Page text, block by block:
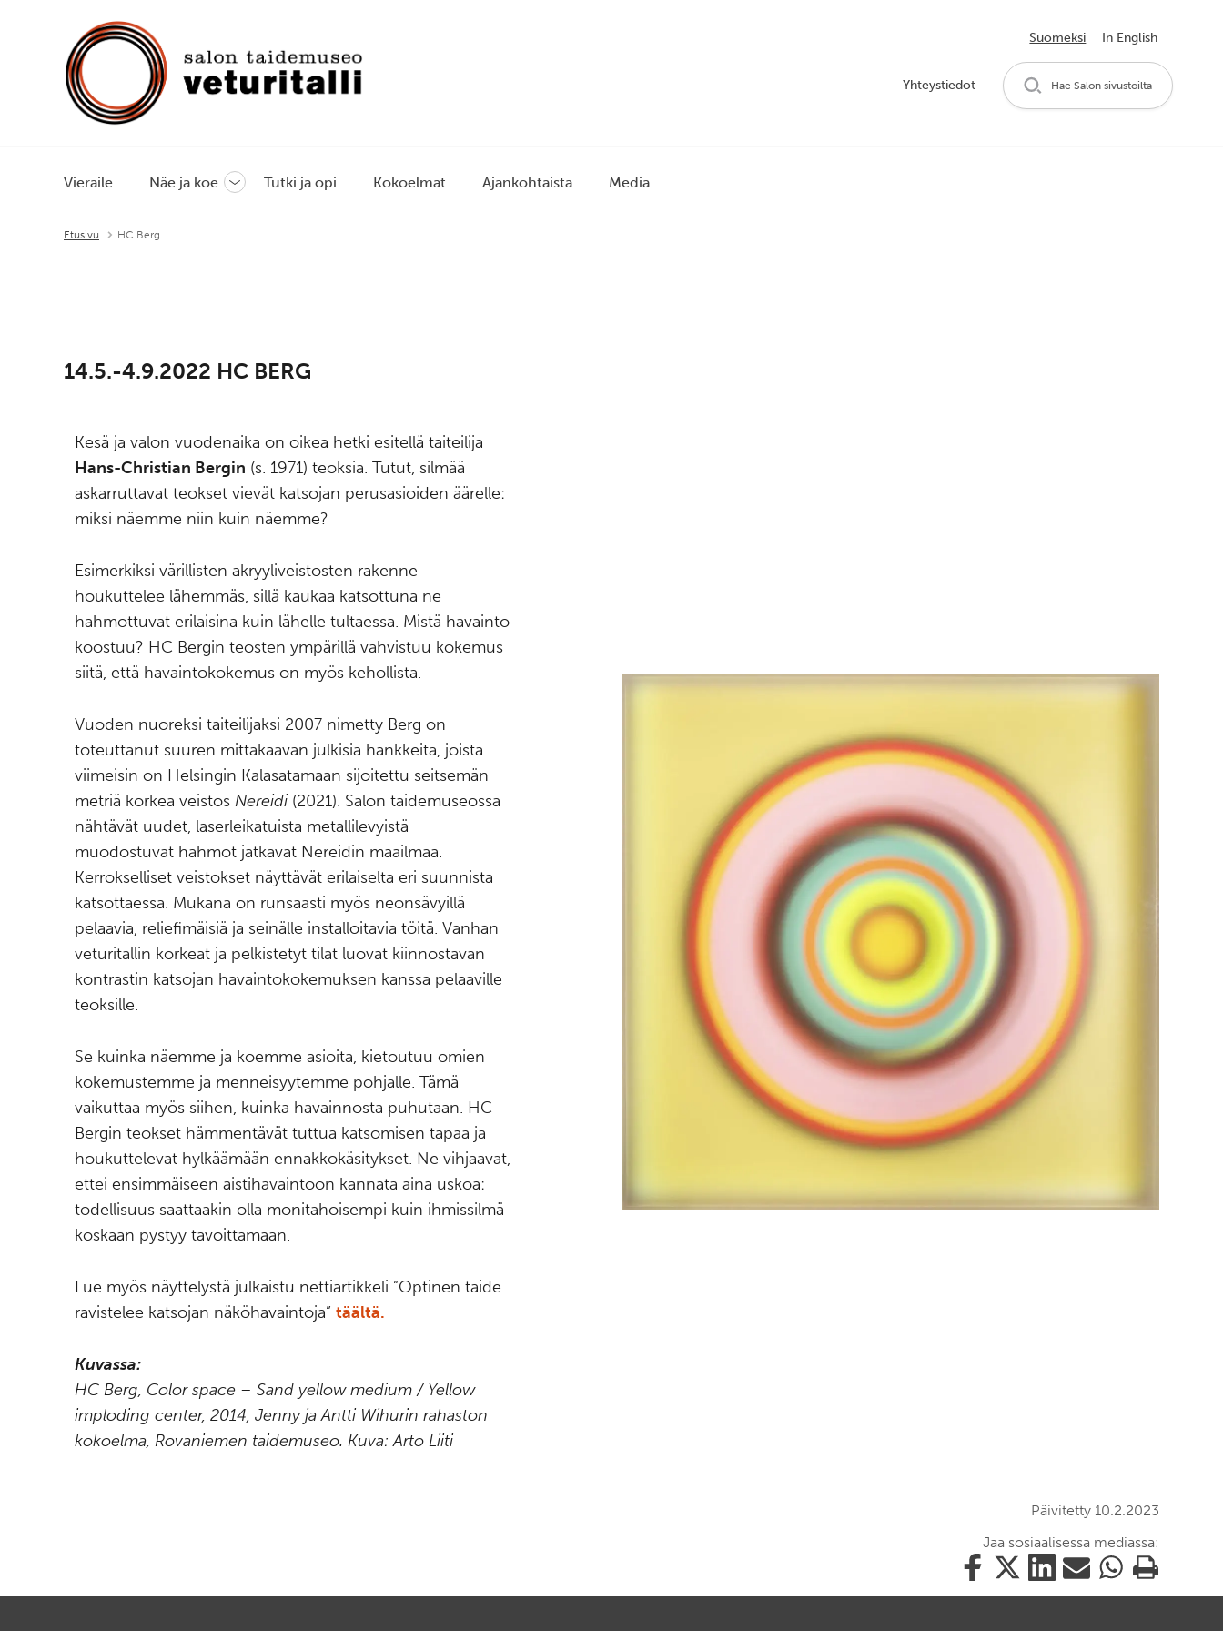
Suomeksi In English
Yhteystiedot Hae Salon sivustoilta
Vieraile Näe ja koe Avaa
Tutki ja opi Kokoelmat Ajankohtaista Media
Etusivu HC Berg
14.5.-4.9.2022 HC BERG
Kesä ja valon vuodenaika on oikea hetki esitellä taiteilija
Hans-Christian Bergin (s. 1971) teoksia. Tutut, silmää
askarruttavat teokset vievät katsojan perusasioiden äärelle:
miksi näemme niin kuin näemme?
Esimerkiksi värillisten akryyliveistosten rakenne
houkuttelee lähemmäs, sillä kaukaa katsottuna ne
hahmottuvat erilaisina kuin lähelle tultaessa. Mistä havainto
koostuu? HC Bergin teosten ympärillä vahvistuu kokemus
siitä, että havaintokokemus on myös kehollista.
Vuoden nuoreksi taiteilijaksi 2007 nimetty Berg on
toteuttanut suuren mittakaavan julkisia hankkeita, joista
viimeisin on Helsingin Kalasatamaan sijoitettu seitsemän
metriä korkea veistosNereidi (2021). Salon taidemuseossa
nähtävät uudet, laserleikatuista metallilevyistä
muodostuvat hahmot jatkavat Nereidin maailmaa.
Kerrokselliset veistokset näyttävät erilaiselta eri suunnista
katsottaessa. Mukana on runsaasti myös neonsävyillä
pelaavia, reliefimäisiä ja seinälle installoitavia töitä. Vanhan
veturitallin korkeat ja pelkistetyt tilat luovat kiinnostavan
kontrastin katsojan havaintokokemuksen kanssa pelaaville
teoksille.
Se kuinka näemme ja koemme asioita, kietoutuu omien
kokemustemme ja menneisyytemme pohjalle. Tämä
vaikuttaa myös siihen, kuinka havainnosta puhutaan. HC
Bergin teokset hämmentävät tuttua katsomisen tapaa ja
houkuttelevat hylkäämään ennakkokäsitykset. Ne vihjaavat,
ettei ensimmäiseen aistihavaintoon kannata aina uskoa:
todellisuus saattaakin olla monitahoisempi kuin ihmissilmä
koskaan pystyy tavoittamaan.
Lue myös näyttelystä julkaistu nettiartikkeli ”Optinen taide
ravistelee katsojan näköhavaintoja”täältä.
Kuvassa:
HC Berg, Color space – Sand yellow medium / Yellow
imploding center, 2014, Jenny ja Antti Wihurin rahaston
kokoelma, Rovaniemen taidemuseo. Kuva: Arto Liiti
Päivitetty 10.2.2023
Jaa sosiaalisessa mediassa:
Jaa
tämä
Jaa
Jaa
tämä
Jaa
Jaa
Tulosta